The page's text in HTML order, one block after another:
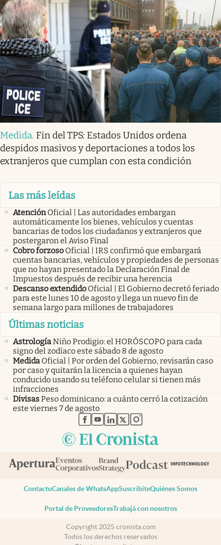
Medida. Fin del TPS: Estados Unidos ordena
despidos masivos y deportaciones a todos los
extranjeros que cumplan con esta condición
Las más leídas
Atención Oficial | Las autoridades embargan
automáticamente los bienes, vehículos y cuentas
bancarias de todos los ciudadanos y extranjeros que
postergaron el Aviso Final
Cobro forzoso Oficial | IRS confirmó que embargará
cuentas bancarias, vehículos y propiedades de personas
que no hayan presentado la Declaración Final de
Impuestos después de recibir una herencia
Descanso extendido Oficial | El Gobierno decretó feriado
para este lunes 10 de agosto y llega un nuevo fin de
semana largo para millones de trabajadores
Últimas noticias
AstrologíaNiño Prodigio: el HORÓSCOPO para cada
signo del zodíaco este sábado 8 de agosto
Medida Oficial | Por orden del Gobierno, revisarán caso
por caso y quitarán la licencia a quienes hayan
conducido usando su teléfono celular si tienen más
infracciones
DivisasPeso dominicano: a cuánto cerró la cotización
este viernes 7 de agosto
abre en nueva pestaña
abre en nueva pestaña
abre en nueva pestaña
abre en nueva pestaña
abre en nueva pestaña
ContactoCanales de WhatsAppSuscribiteQuiénes Somos
Portal de ProveedoresTrabajá con nosotros
Copyright 2025 cronista.com
Todos los derechos reservados